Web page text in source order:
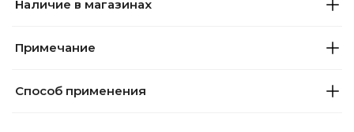
Наличие в магазинах
Примечание
Способ применения